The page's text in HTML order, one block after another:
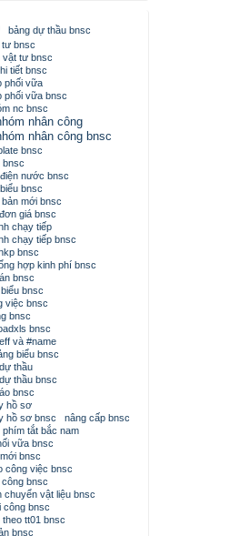
bảng dự thầu bnsc
tư bnsc
vật tư bnsc
tiết bnsc
phối vữa
phối vữa bnsc
nc bnsc
nhân công
nhân công bnsc
bnsc
bnsc
nước bnsc
bnsc
mới bnsc
giá bnsc
chạy tiếp
chạy tiếp bnsc
bnsc
hợp kinh phí bnsc
bnsc
bnsc
việc bnsc
bnsc
bnsc
và #name
biểu bnsc
thầu
thầu bnsc
bnsc
hồ sơ
hồ sơ bnsc
nâng cấp bnsc
phím tắt bắc nam
vữa bnsc
bnsc
công việc bnsc
bnsc
chuyển vật liệu bnsc
công bnsc
tt01 bnsc
bnsc